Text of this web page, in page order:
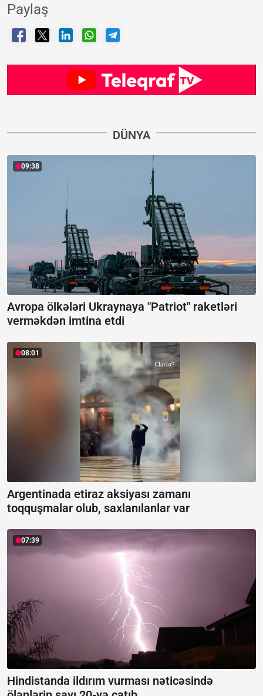
Paylaş
DÜNYA
09:38
Avropa ölkələri Ukraynaya "Patriot" raketləri
verməkdən imtina etdi
08:01
Argentinada etiraz aksiyası zamanı
toqquşmalar olub, saxlanılanlar var
07:39
Hindistanda ildırım vurması nəticəsində